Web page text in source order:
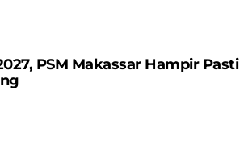
PSM Makassar Hampir Pasti